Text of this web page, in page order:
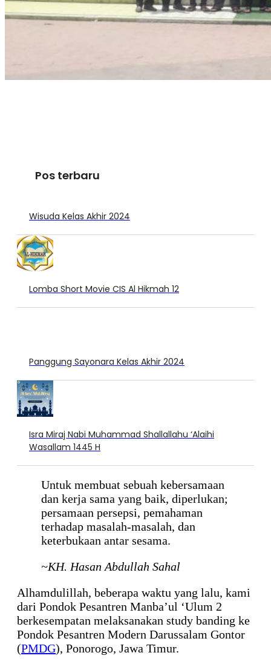
Pos terbaru
Wisuda Kelas Akhir 2024
Lomba Short Movie CIS Al Hikmah 12
Panggung Sayonara Kelas Akhir 2024
Isra Miraj Nabi Muhammad Shallallahu ‘Alaihi
Wasallam 1445 H
Untuk membuat sebuah kebersamaan
dan kerja sama yang baik, diperlukan;
persamaan persepsi, pemahaman
terhadap masalah-masalah, dan
keterbukaan antar sesama.
~KH. Hasan Abdullah Sahal
Alhamdulillah, beberapa waktu yang lalu, kami
dari Pondok Pesantren Manba’ul ‘Ulum 2
berkesempatan melaksanakan study banding ke
Pondok Pesantren Modern Darussalam Gontor
(PMDG), Ponorogo, Jawa Timur.